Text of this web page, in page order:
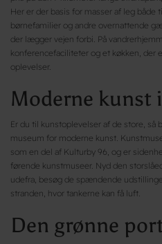
Her er der basis for masser af leg både
børnefamilier og andre overnattende
der lægger vejen forbi. På
konferencefaciliteter og et køkken, der
oplevelser.
Moderne kunst
Er du til kunstoplevelser af de store, så
museum for moderne kunst.
som en del af Kulturby 96, og er
førende kunstmuseer. Nyd den
udefra, besøg de spændende
stranden, hvor tankerne kan få luft.
Den grønne